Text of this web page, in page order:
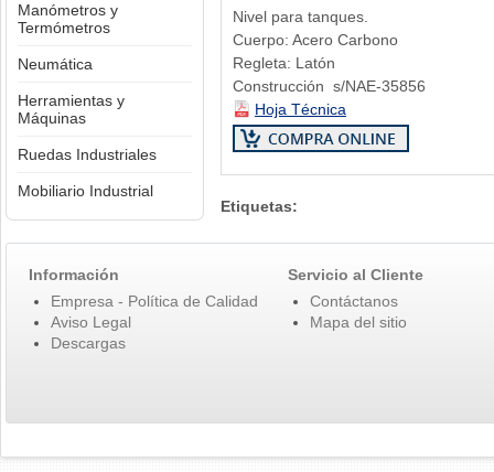
Manómetros y
Termómetros
Neumática
Herramientas y
Máquinas
Ruedas Industriales
Mobiliario Industrial
Nivel para tanques.
Cuerpo: Acero Carbono
Regleta: Latón
Construcción s/NAE-35856
Hoja Técnica
Etiquetas:
Información
Empresa - Política de Calidad
Aviso Legal
Descargas
Servicio al Cliente
Contáctanos
Mapa del sitio